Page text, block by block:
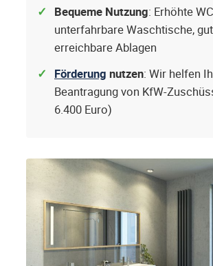
Bequeme Nutzung: Erhöhte
unterfahrbare Waschtische, gut
erreichbare Ablagen
Förderung nutzen: Wir helfen
Beantragung von KfW-
6.400 Euro)